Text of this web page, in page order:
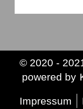
© 2020 -
powered by
Impressum